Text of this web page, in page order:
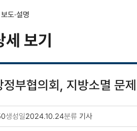
보도·설명
보기
정부협의회, 지방소멸 문
생성일2024.10.24분류 기사